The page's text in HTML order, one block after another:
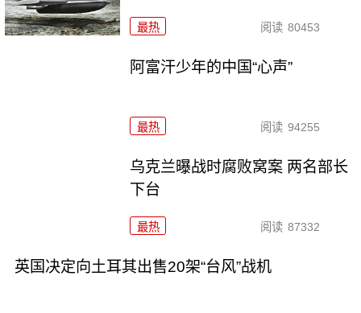
最热 阅读 80453
阿富汗少年的中国“心声”
最热 阅读 94255
乌克兰曝战时腐败窝案 两名部长
下台
最热 阅读 87332
英国决定向土耳其出售20架“台风”战机